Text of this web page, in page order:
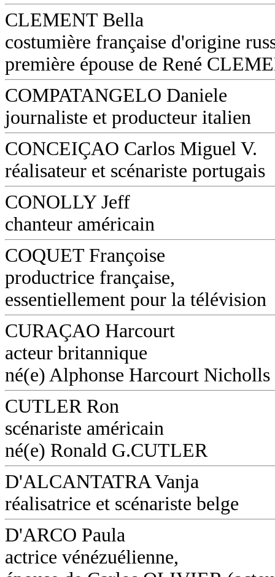
CLEMENT Bella
costumière française d'origine
première épouse de René
COMPATANGELO Daniele
journaliste et producteur italien
CONCEIÇAO Carlos Miguel V.
réalisateur et scénariste portugais
CONOLLY Jeff
chanteur américain
COQUET Françoise
productrice française,
essentiellement pour la télévision
CURAÇAO Harcourt
acteur britannique
né(e) Alphonse Harcourt Nicholls
CUTLER Ron
scénariste américain
né(e) Ronald G.CUTLER
D'ALCANTATRA Vanja
réalisatrice et scénariste belge
D'ARCO Paula
actrice vénézuélienne,